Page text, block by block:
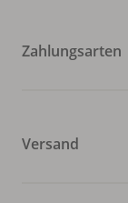
Zahlungsarten
Versand